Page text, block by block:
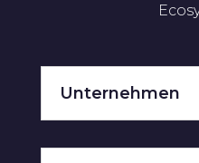
Unternehmen